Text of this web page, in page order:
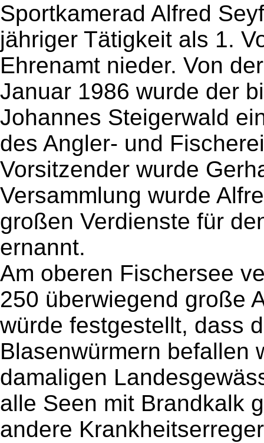
Sportkamerad Alfred
jähriger Tätigkeit als 1.
Ehrenamt nieder. Von
Januar 1986 wurde der
Johannes Steigerwald
des Angler- und
Vorsitzender wurde
Versammlung wurde
großen Verdienste für
ernannt.
Am oberen Fischersee
250 überwiegend große
würde festgestellt, dass
Blasenwürmern befallen
damaligen
alle Seen mit Brandkalk
andere